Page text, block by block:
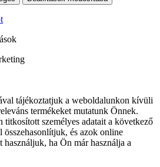
tájékoztatjuk a weboldalunkon kívüli
termékeket mutatunk Önnek.
titkosított személyes adatait a következő
összehasonlítjuk, és azok online
használjuk, ha Ön már használja a